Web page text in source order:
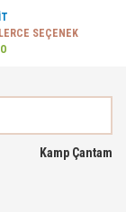
SEÇENEK
Kamp Çantam